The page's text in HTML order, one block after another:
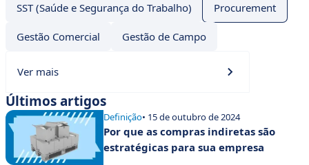
SST (Saúde e Segurança do Trabalho) Procurement
Gestão Comercial Gestão de Campo
Ver mais
Últimos artigos
Definição• 15 de outubro de 2024
Por que as compras indiretas são
estratégicas para sua empresa